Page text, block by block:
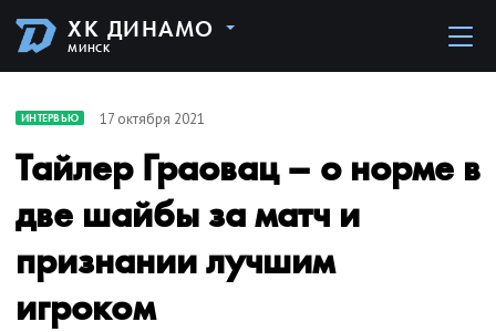
ХК ДИНАМО
МИНСК
ИНТЕРВЬЮ 17 октября 2021
Тайлер Граовац – о норме в
две шайбы за матч и
признании лучшим
игроком